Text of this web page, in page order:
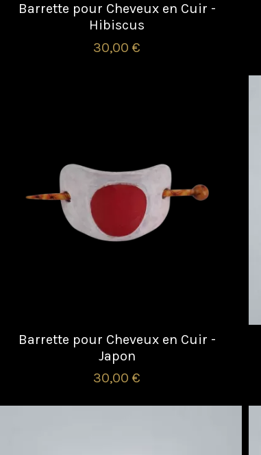
Barrette pour Cheveux en Cuir -
Hibiscus
30,00 €
Barrette pour Cheveux en Cuir -
Japon
30,00 €